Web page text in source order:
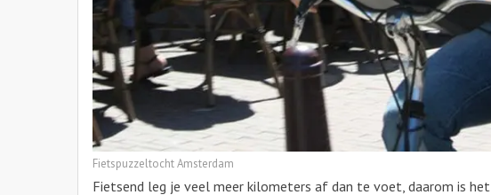
Fietspuzzeltocht Amsterdam
Fietsend leg je veel meer kilometers af dan te voet, daarom is